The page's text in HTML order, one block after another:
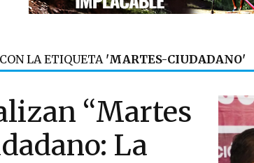
LA ETIQUETA 'MARTES-CIUDADANO'
“Martes
La